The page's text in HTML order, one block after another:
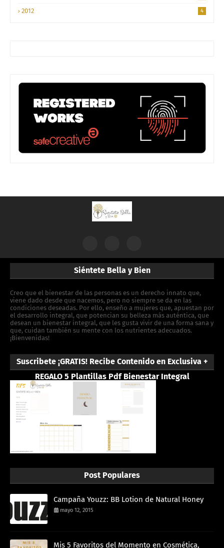
2012 4
Siéntete Bella y Bien
Creo que el bienestar de las personas es un derecho innato que,
viene dado desde que nacemos, pero no siempre se da en las
condiciones deseadas. Por ello, enseño a mujeres que, apuestan por
el desarrollo integral, que potencian su belleza más auténtica, que
desean un bienestar integral, que les gusta vivir de una forma sana y
que, cuidan también su mente con los nutrientes adecuados.
¡Bienvenidas!
Suscribete ¡GRATIS! Recibe Contenido en Exclusiva +
REGALO 5 Plantillas Pdf Bienestar Integral
Post Populares
Campaña Youzz: BB Lotion de Natural Honey
mayo 12, 2015
Mis 5 Favoritos del Momento en Cosmética,